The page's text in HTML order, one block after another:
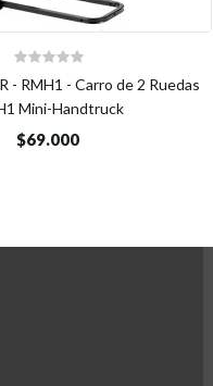
- RMH1 - Carro de 2 Ruedas
Mini-Handtruck
$69.000